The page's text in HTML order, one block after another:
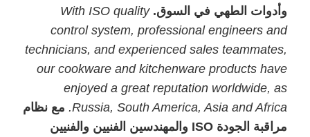
وأدوات الطهي في السوق. With ISO quality
control system, professional engineers and
technicians, and experienced sales teammates,
our cookware and kitchenware products have
enjoyed a great reputation worldwide, as
Russia, South America, Asia and Africa. مع نظام
مراقبة الجودة ISO والمهندسين الفنيين والفنيين